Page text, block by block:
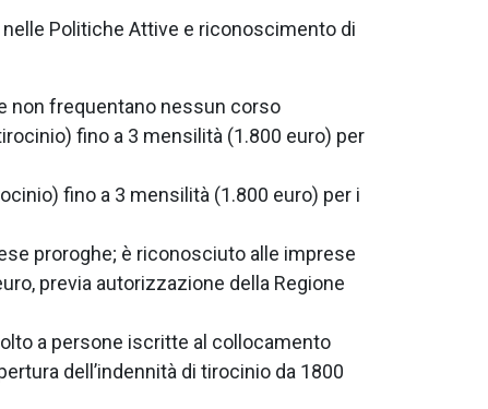
Politiche Attive e riconoscimento di
non frequentano nessun corso
fino a 3 mensilità (1.800 euro) per
fino a 3 mensilità (1.800 euro) per i
proroghe; è riconosciuto alle imprese
previa autorizzazione della Regione
a persone iscritte al collocamento
dell’indennità di tirocinio da 1800